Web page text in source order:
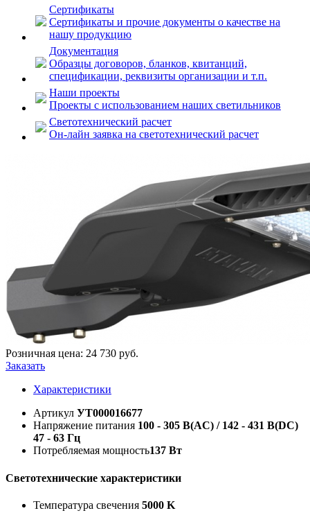
Сертификаты
Сертификаты и прочие документы о качестве на
нашу продукцию
Документация
Образцы договоров, бланков, квитанций,
спецификации, реквизиты организации и т.п.
Наши проекты
Проекты с использованием наших светильников
Светотехнический расчет
Он-лайн заявка на светотехнический расчет
Розничная цена: 24 730 руб.
Заказать
Характеристики
Артикул УТ000016677
Напряжение питания 100 - 305 В(AC) / 142 - 431 В(DC)
47 - 63 Гц
Потребляемая мощность137 Вт
Светотехнические характеристики
Температура свечения 5000 K